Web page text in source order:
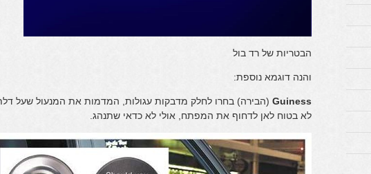
הבטריות של רד בול
והנה דוגמא נוספת:
Guiness (הבירה) בחרו לחלק מדבקות עגולות, המדמות את המנעול שעל
לא בטוח לאן לדחוף את המפתח, אולי לא כדאי שתנהג.